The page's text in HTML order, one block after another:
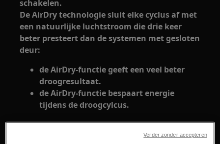
schakelen.
De AirDry technologie sluit elke cyclus af met
een natuurlijke luchtstroom die drie keer
beter presteert dan de systemen met gesloten
deur:
de AirDry-functie geeft een veel beter
droogresultaat.
de AirDry-functie bespaart energie
tijdens de droogcylcus.
Om de AirDry-functie alsnog uit te schakelen,
Verder zonder accepteren